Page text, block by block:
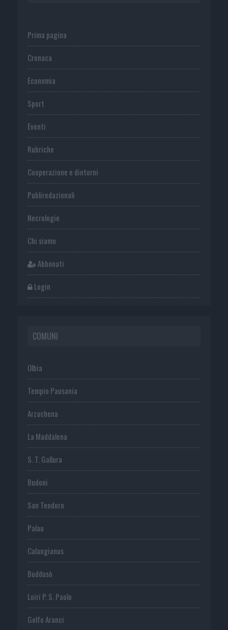
Prima pagina
Cronaca
Economia
Sport
Eventi
Rubriche
Cooperazione e dintorni
Publiredazionali
Necrologie
Chi siamo
Abbonati
Login
COMUNI
Olbia
Tempio Pausania
Arzachena
La Maddalena
S. T. Gallura
Budoni
San Teodoro
Palau
Calangianus
Buddusò
Loiri P. S. Paolo
Golfo Aranci